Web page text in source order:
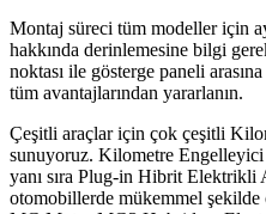
Montaj süreci tüm modeller için
hakkında derinlemesine bilgi
noktası ile gösterge paneli
tüm avantajlarından yararlanın.
Çeşitli araçlar için çok çeşitli
sunuyoruz. Kilometre
yanı sıra Plug-in Hibrit
otomobillerde mükemmel şekilde